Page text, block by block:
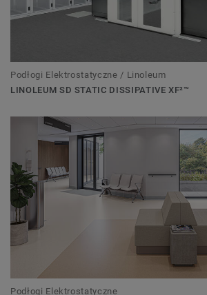
Podłogi Elektrostatyczne / Linoleum
LINOLEUM SD STATIC DISSIPATIVE XF²™
Podłogi Elektrostatyczne